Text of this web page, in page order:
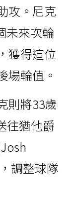
攻。尼克
未來次輪
獲得這位
場輪值。
則將33歲
往猶他爵
調整球隊